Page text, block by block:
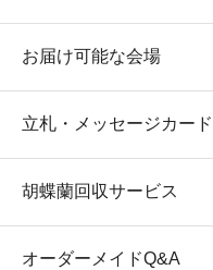
お届け可能な会場
立札・メッセージカード
胡蝶蘭回収サービス
オーダーメイドQ&A